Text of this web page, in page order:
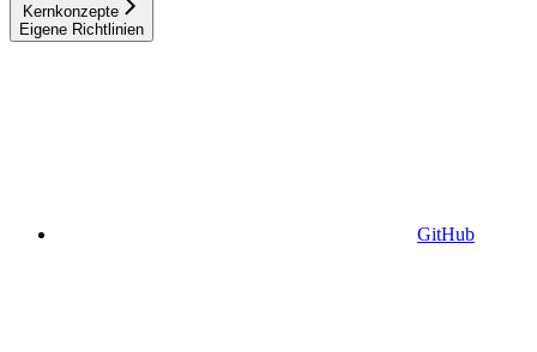
Kernkonzepte
Eigene Richtlinien
GitHub